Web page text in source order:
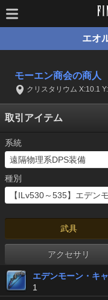
エオ
モーエン商会の商人
クリスタリウム X:10.1
取引アイテム
系統
種別
武具
アクセサリ
エデンモーン・キ
1